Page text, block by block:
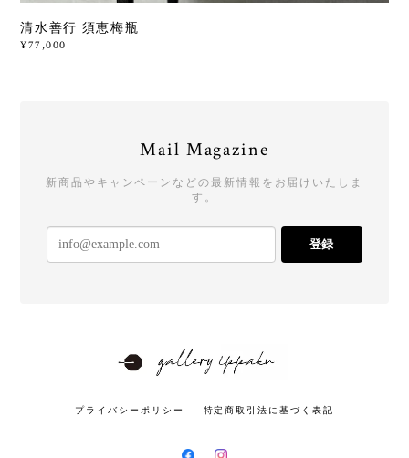
清水善行 須恵梅瓶
¥77,000
Mail Magazine
新商品やキャンペーンなどの最新情報をお届けいたしま
す。
登録
プライバシーポリシー 特定商取引法に基づく表記